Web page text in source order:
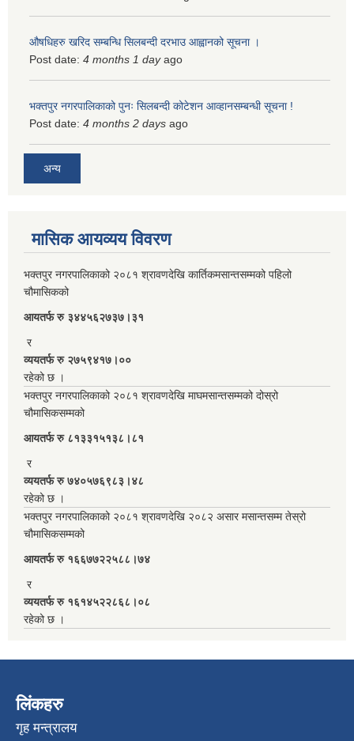
औषधिहरु खरिद सम्बन्धि सिलबन्दी दरभाउ आह्वानको सूचना ।
Post date: 4 months 1 dayago
भक्तपुर नगरपालिकाको पुनः सिलबन्दी कोटेशन आव्हानसम्बन्धी सूचना !
Post date: 4 months 2 days ago
अन्य
मासिक आयव्यय विवरण
भक्तपुर नगरपालिकाको २०८१ श्रावणदेखि कार्तिकमसान्तसम्मको पहिलो
चौमासिकको
आयतर्फ रु‌ ३४४५६२७३७।३१
र
व्ययतर्फ रु २७५९४१७।००
रहेको छ ।
भक्तपुर नगरपालिकाको २०८१ श्रावणदेखि माघमसान्तसम्मको दोस्रो
चौमासिकसम्मको
आयतर्फ रु‌ ८१३३१५१३८।८१
र
व्ययतर्फ रु ७४०५७६९८३।४८
रहेको छ ।
भक्तपुर नगरपालिकाको २०८१ श्रावणदेखि २०८२ असार मसान्तसम्म तेस्रो
चौमासिकसम्मको
आयतर्फ रु‌ १६६७७२२५८८।७४
र
व्ययतर्फ रु १६१४५२२८६८।०८
रहेको छ ।
लिंकहरु
गृह मन्त्रालय